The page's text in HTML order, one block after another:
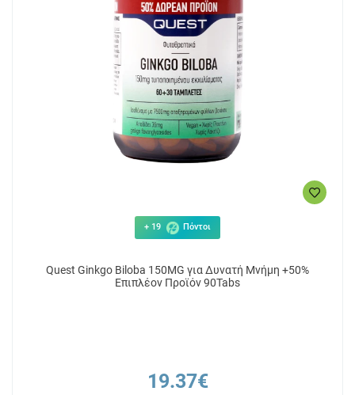
+ 19 Πόντοι
Quest Ginkgo Biloba 150MG για Δυνατή Μνήμη +50%
Επιπλέον Προϊόν 90Tabs
19.37€